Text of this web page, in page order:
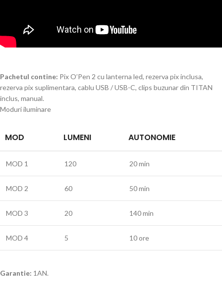
Pachetul contine: Pix O’Pen 2 cu lanterna led, rezerva pix inclusa,
rezerva pix suplimentara, cablu USB / USB-C, clips buzunar din TITAN
inclus, manual.
Moduri iluminare
MOD LUMENI AUTONOMIE
MOD 1 120 20 min
MOD 2 60 50 min
MOD 3 20 140 min
MOD 4 5 10 ore
Garantie: 1AN.